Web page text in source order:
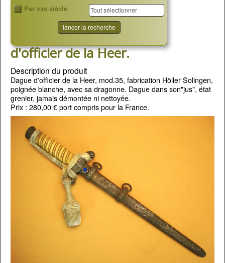
Par xxe siècle
d'officier de la Heer.
Description du produit
Dague d'officier de la Heer, mod.35, fabrication Höller Solingen,
poignée blanche, avec sa dragonne. Dague dans son"jus", état
grenier, jamais démontée ni nettoyée.
Prix : 280,00 € port compris pour la France.